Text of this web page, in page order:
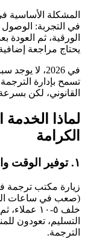
المشكلة الأساسية
في التجربة:
الورقية، ثم العودة
يحتاج مراجعة
في 2026، لا
تسمح بإدارة
القانوني، لكن
لماذا
الكرامة
١. توفير الوقت والجهد
زيارة مكتب ترجمة
(صعب في ساعات
خلف ٥-١٠
التسليم، تعودون
الترجمة.